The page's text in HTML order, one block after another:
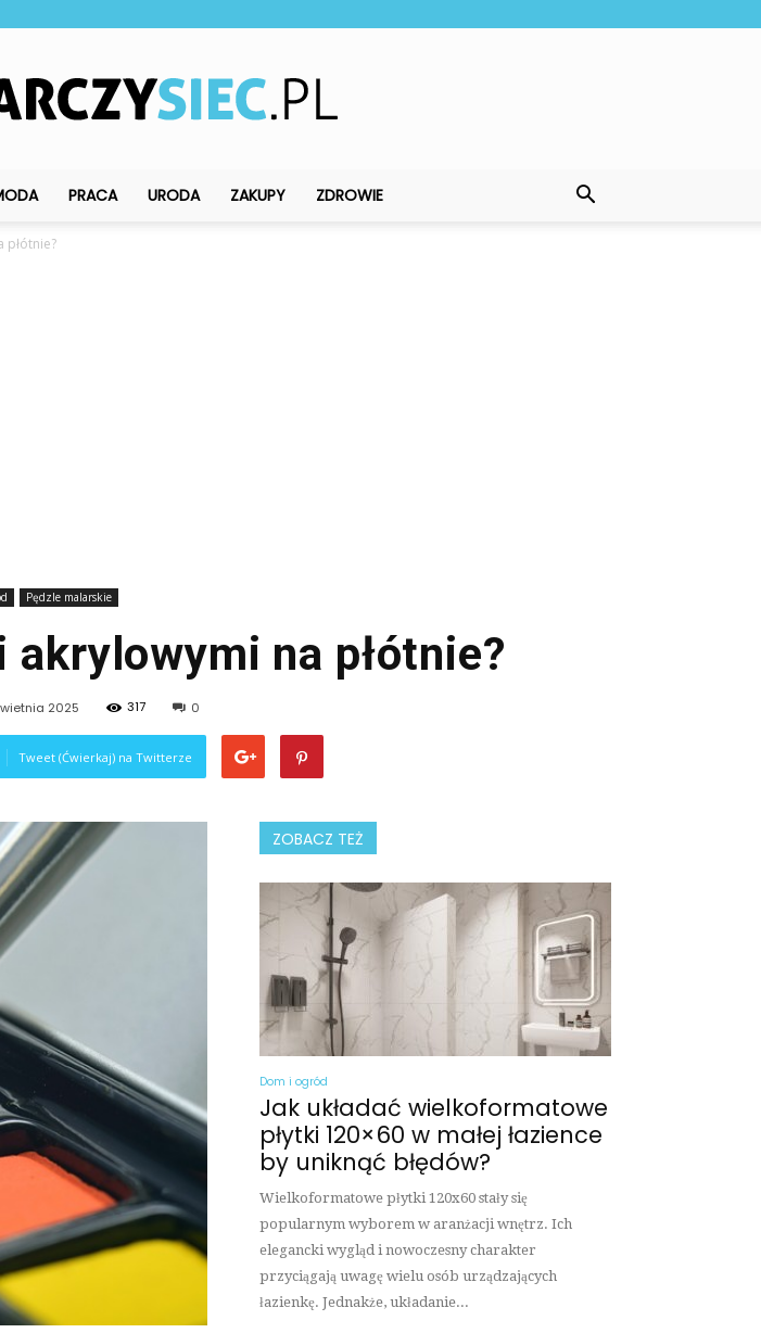
PRACA URODA ZAKUPY ZDROWIE
płótnie?
Pędzle malarskie
na płótnie?
2025 317 0
Tweet (Ćwierkaj) na Twitterze
ZOBACZ TEŻ
Dom i ogród
Jak układać wielkoformatowe
płytki 120×60 w małej łazience
by uniknąć błędów?
Wielkoformatowe płytki 120x60 stały się
popularnym wyborem w aranżacji wnętrz. Ich
elegancki wygląd i nowoczesny charakter
przyciągają uwagę wielu osób urządzających
łazienkę. Jednakże, układanie...